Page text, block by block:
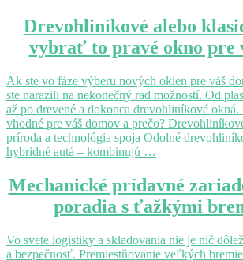
Drevohliníkové
alebo
klasické?
si
vybrať
to
pravé
okno
pre
domov
Drevohliníkové alebo
vybrať to pravé okno pre
Ak ste vo fáze výberu nových okien pre váš
ste narazili na nekonečný rad možností. Od
až po drevené a dokonca drevohliníkové okná.
vhodné pre váš domov a prečo?
príroda a technológia spoja Odolné
hybridné autá – kombinujú …
Mechanické
prídavné
zariadenia,
si
poradia
Mechanické prídavné
poradia s ťažkými
Vo svete logistiky a skladovania nie je nič
a bezpečnosť. Premiestňovanie veľkých